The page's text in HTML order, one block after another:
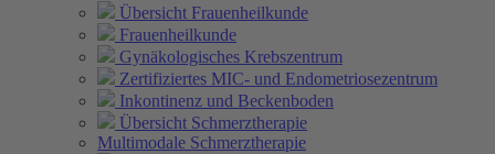
Übersicht Frauenheilkunde
Frauenheilkunde
Gynäkologisches Krebszentrum
Zertifiziertes MIC- und Endometriosezentrum
Inkontinenz und Beckenboden
Übersicht Schmerztherapie
Multimodale Schmerztherapie